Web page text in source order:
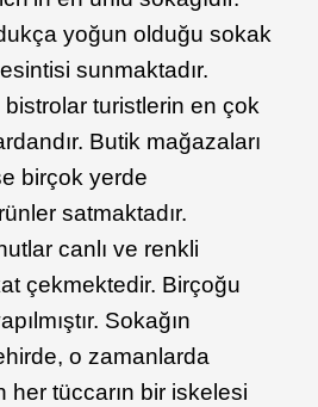
yoğun olduğu sokak
sunmaktadır.
turistlerin en çok
Butik mağazaları
birçok yerde
satmaktadır.
canlı ve renkli
çekmektedir. Birçoğu
Sokağın
o zamanlarda
her tüccarın bir iskelesi